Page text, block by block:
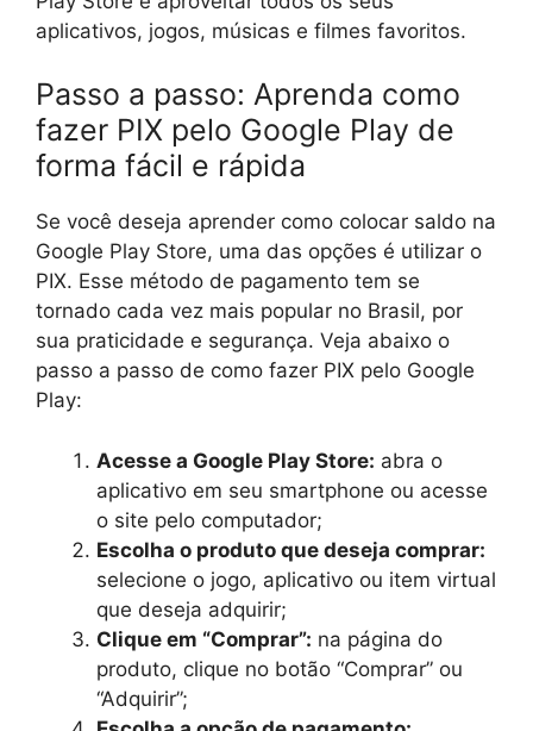
aplicativos, jogos, músicas e filmes favoritos.
Passo a passo: Aprenda como
fazer PIX pelo Google Play de
forma fácil e rápida
Se você deseja aprender como colocar saldo na
Google Play Store, uma das opções é utilizar o
PIX. Esse método de pagamento tem se
tornado cada vez mais popular no Brasil, por
sua praticidade e segurança. Veja abaixo o
passo a passo de como fazer PIX pelo Google
Play:
Acesse a Google Play Store: abra o
aplicativo em seu smartphone ou acesse
o site pelo computador;
Escolha o produto que deseja comprar:
selecione o jogo, aplicativo ou item virtual
que deseja adquirir;
Clique em “Comprar”: na página do
produto, clique no botão “Comprar” ou
“Adquirir”;